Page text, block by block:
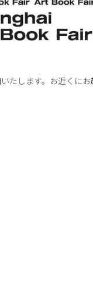
たします。お近くにお